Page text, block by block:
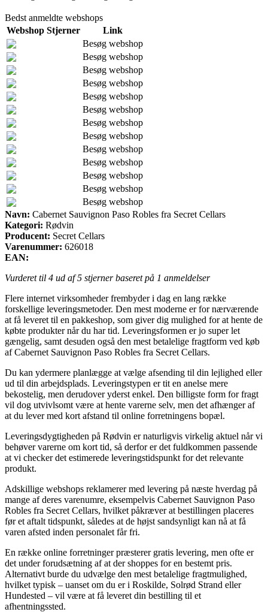
Bedst anmeldte webshops
Webshop Stjerner
Link
Besøg webshop
Besøg webshop
Besøg webshop
Besøg webshop
Besøg webshop
Besøg webshop
Besøg webshop
Besøg webshop
Besøg webshop
Besøg webshop
Besøg webshop
Besøg webshop
Besøg webshop
Navn: Cabernet Sauvignon Paso Robles fra Secret Cellars
Kategori: Rødvin
Producent: Secret Cellars
Varenummer: 626018
EAN:
Vurderet til 4 ud af 5 stjerner baseret på 1 anmeldelser
Flere internet virksomheder frembyder i dag en lang række
forskellige leveringsmetoder. Den mest moderne er for nærværende
at få leveret til en pakkeshop, som giver dig mulighed for at hente de
købte produkter når du har tid. Leveringsformen er jo super let
gængelig, samt desuden også den mest betalelige fragtform ved køb
af Cabernet Sauvignon Paso Robles fra Secret Cellars.
Du kan ydermere planlægge at vælge afsending til din lejlighed eller
ud til din arbejdsplads. Leveringstypen er tit en anelse mere
bekostelig, men derudover yderst enkel. Den billigste form for fragt
vil dog utvivlsomt være at hente varerne selv, men det afhænger af
at du lever med kort afstand til online forretningens bopæl.
Leveringsdygtigheden på Rødvin er naturligvis virkelig aktuel når vi
behøver varerne om kort tid, så derfor er det fuldkommen passende
at vi checker det estimerede leveringstidspunkt for det relevante
produkt.
Adskillige webshops reklamerer med levering på næste hverdag på
mange af deres varenumre, eksempelvis Cabernet Sauvignon Paso
Robles fra Secret Cellars, hvilket påkræver at bestillingen placeres
før et aftalt tidspunkt, således at de højst sandsynligt kan nå at få
varen afsted inden personalet får fri.
En række online forretninger præsterer gratis levering, men ofte er
det under forudsætning af at der shoppes for en bestemt pris.
Alternativt burde du udvælge den mest betalelige fragtmulighed,
hvilket typisk – uanset om du er i Roskilde, Solrød Strand eller
Hundested – vil være at få leveret din bestilling til et
afhentningssted.